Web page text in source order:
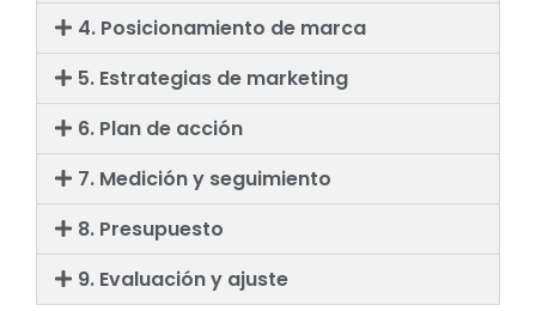
4. Posicionamiento de marca
5. Estrategias de marketing
6. Plan de acción
7. Medición y seguimiento
8. Presupuesto
9. Evaluación y ajuste